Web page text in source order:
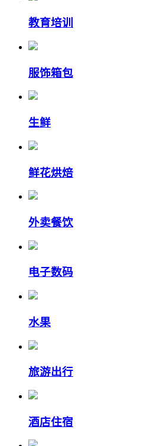
教育培训
服饰箱包
生鲜
鲜花烘焙
外卖餐饮
电子数码
水果
旅游出行
酒店住宿